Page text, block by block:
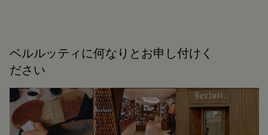
ベルルッティに何なりとお申し付けく
ださい